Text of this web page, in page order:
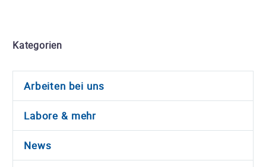
Kategorien
Arbeiten bei uns
Labore & mehr
News